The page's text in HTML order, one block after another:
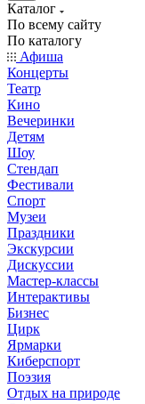
Каталог
По всему сайту
По каталогу
Афиша
Концерты
Театр
Кино
Вечеринки
Детям
Шоу
Стендап
Фестивали
Спорт
Музеи
Праздники
Экскурсии
Дискуссии
Мастер-классы
Интерактивы
Бизнес
Цирк
Ярмарки
Киберспорт
Поэзия
Отдых на природе